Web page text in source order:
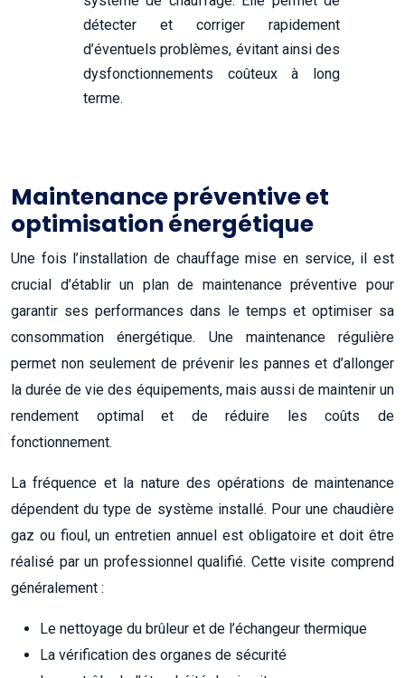
détecter et corriger rapidement
d’éventuels problèmes, évitant ainsi des
dysfonctionnements coûteux à long
terme.
Maintenance préventive et
optimisation énergétique
Une fois l’installation de chauffage mise en service, il est
crucial d’établir un plan de maintenance préventive pour
garantir ses performances dans le temps et optimiser sa
consommation énergétique. Une maintenance régulière
permet non seulement de prévenir les pannes et d’allonger
la durée de vie des équipements, mais aussi de maintenir un
rendement optimal et de réduire les coûts de
fonctionnement.
La fréquence et la nature des opérations de maintenance
dépendent du type de système installé. Pour une chaudière
gaz ou fioul, un entretien annuel est obligatoire et doit être
réalisé par un professionnel qualifié. Cette visite comprend
généralement :
Le nettoyage du brûleur et de l’échangeur thermique
La vérification des organes de sécurité